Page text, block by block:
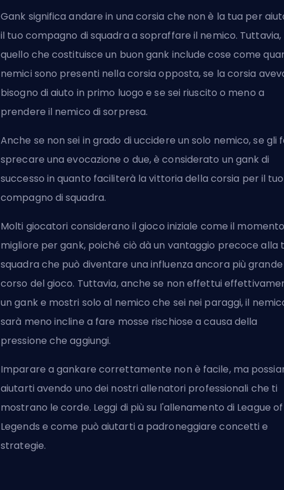
Gank significa andare in una corsia che non è la tua per
il tuo compagno di squadra a sopraffare il nemico. Tuttavia,
quello che costituisce un buon gank include cose come
nemici sono presenti nella corsia opposta, se la corsia
bisogno di aiuto in primo luogo e se sei riuscito o meno a
prendere il nemico di sorpresa.
Anche se non sei in grado di uccidere un solo nemico, se gli
sprecare unaevocazione o due, è considerato un gank di
successo in quanto faciliterà la vittoria della corsia per il tuo
compagno di squadra.
Molti giocatori considerano il gioco iniziale come il momento
migliore per gank, poiché ciò dà un vantaggio precoce alla
squadra che può diventare una influenza ancora più
corso del gioco. Tuttavia, anche se non effettui
un gank e mostri solo al nemico che sei nei paraggi, il
sarà meno incline a fare mosse rischiose a causa della
pressione che aggiungi.
Imparare a gankare correttamente non è facile, ma
aiutarti avendo uno dei nostri allenatori professionali che ti
mostrano le corde. Leggi di più su l'allenamento di League of
Legends e come può aiutarti a padroneggiare concetti e
strategie.